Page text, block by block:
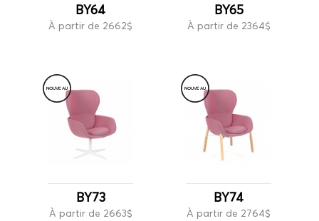
BY64
À partir de 2662$
BY65
À partir de 2364$
NOUVEAU
BY73
À partir de 2663$
NOUVEAU
BY74
À partir de 2764$